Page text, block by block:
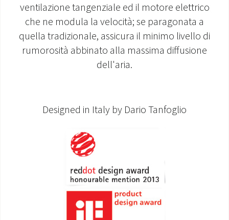
MONDO OS
INCENTIVI E DETRAZIONI
AREA DOWNLOAD
ventilazione tangenziale ed il motore elettrico
che ne modula la velocità; se paragonata a
quella tradizionale, assicura il minimo livello di
rumorosità abbinato alla massima diffusione
dell'aria.
Designed in Italy by Dario Tanfoglio